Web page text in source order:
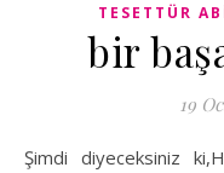
TESETTÜR
bir
19
Şimdi diyeceksiniz ki,Huuri blog bir HUURİ TESETTÜR